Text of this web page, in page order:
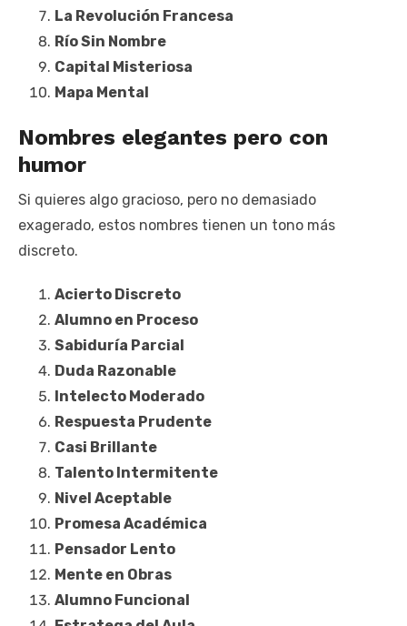
La Revolución Francesa
Río Sin Nombre
Capital Misteriosa
Mapa Mental
Nombres elegantes pero con
humor
Si quieres algo gracioso, pero no demasiado
exagerado, estos nombres tienen un tono más
discreto.
Acierto Discreto
Alumno en Proceso
Sabiduría Parcial
Duda Razonable
Intelecto Moderado
Respuesta Prudente
Casi Brillante
Talento Intermitente
Nivel Aceptable
Promesa Académica
Pensador Lento
Mente en Obras
Alumno Funcional